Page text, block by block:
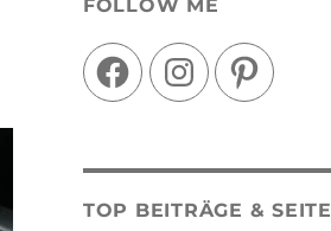
FOLLOW ME
FacebookInstagramPinterest
TOP BEITRÄGE &